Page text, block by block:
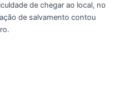
de chegar ao local, no
de salvamento contou